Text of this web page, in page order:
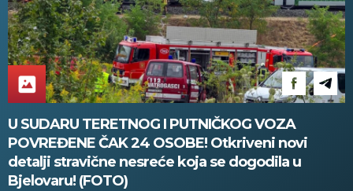
U SUDARU TERETNOG I PUTNIČKOG VOZA
POVREĐENE ČAK 24 OSOBE! Otkriveni novi
detalji stravične nesreće koja se dogodila u
Bjelovaru! (FOTO)